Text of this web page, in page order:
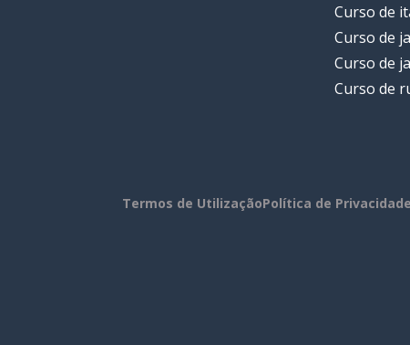
Curso de
Curso de
Curso de
Curso de
Termos de UtilizaçãoPolítica de Privacidade